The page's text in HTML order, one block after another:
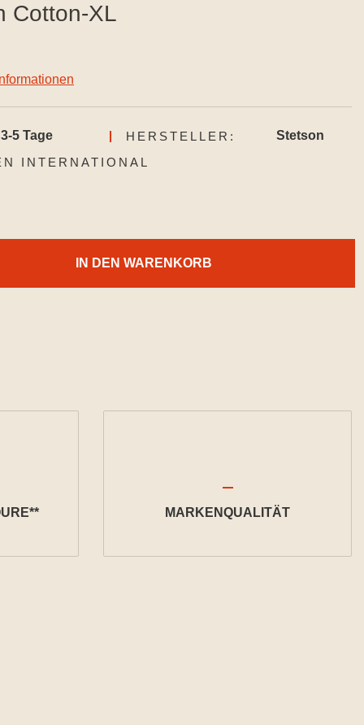
Cotton-XL
3-5 Tage HERSTELLER:
Stetson
INTERNATIONAL
IN DEN WARENKORB
MARKENQUALITÄT